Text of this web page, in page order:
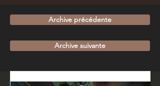
Archive précédente
Archive suivante